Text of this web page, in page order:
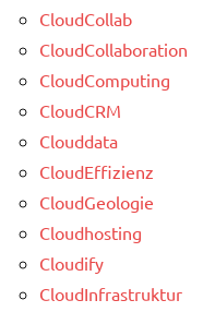
CloudCollab
CloudCollaboration
CloudComputing
CloudCRM
Clouddata
CloudEffizienz
CloudGeologie
Cloudhosting
Cloudify
CloudInfrastruktur